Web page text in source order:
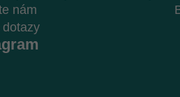
nám
dotazy